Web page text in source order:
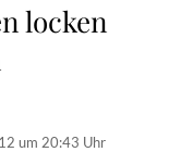
locken
um 20:43 Uhr